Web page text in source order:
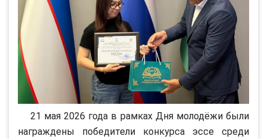
21 мая 2026 года в рамках Дня молодёжи были
награждены победители конкурса эссе среди